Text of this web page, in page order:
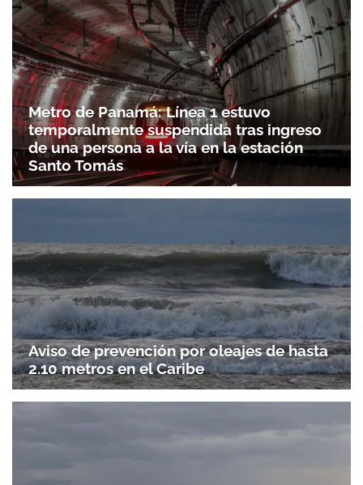
Gracias por suscribirte a nuestro boletín.
ACEPTAR
Metro de Panamá: Línea 1 estuvo
temporalmente suspendida tras ingreso
de una persona a la vía en la estación
Santo Tomás
Aviso de prevención por oleajes de hasta
2.10 metros en el Caribe